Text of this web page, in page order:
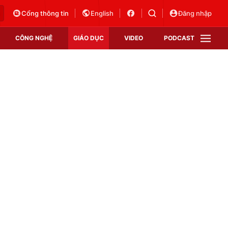
Cổng thông tin English Đăng nhập
CÔNG NGHỆ GIÁO DỤC VIDEO PODCAST